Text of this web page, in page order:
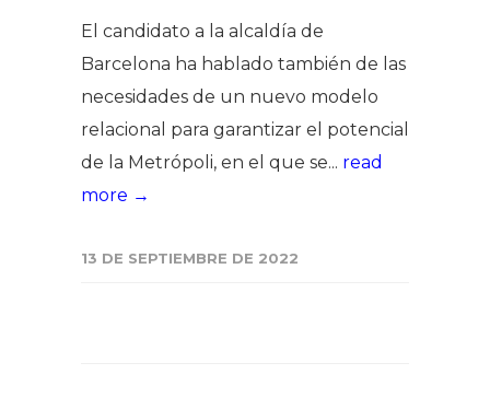
El candidato a la alcaldía de
Barcelona ha hablado también de las
necesidades de un nuevo modelo
relacional para garantizar el potencial
de la Metrópoli, en el que se... read
more →
13 DE SEPTIEMBRE DE 2022